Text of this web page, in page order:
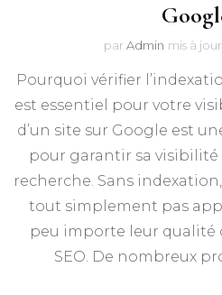
par Admin mis à
Pourquoi vérifier
est essentiel pour votre
d’un site sur Google est
pour garantir sa visibilité
recherche. Sans
tout simplement pas
peu importe leur
SEO. De nombreux